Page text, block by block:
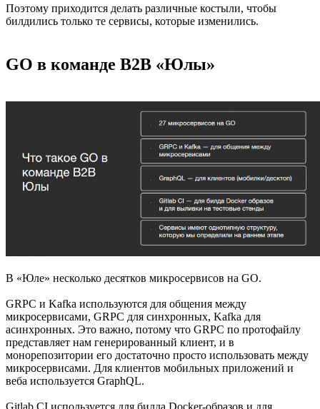
Поэтому приходится делать различные костыли, чтобы
билдились только те сервисы, которые изменились.
GO в команде B2B «Юлы»
В «Юле» несколько десятков микросервисов на GO.
GRPC и Kafka используются для общения между
микросервисами, GRPC для синхронных, Kafka для
асинхронных. Это важно, потому что GRPC по протофайлу
представляет нам генерированный клиент, и в
монорепозитории его достаточно просто использовать между
микросервисами. Для клиентов мобильных приложений и
веба используется GraphQL.